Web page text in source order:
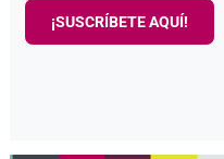
¡SUSCRÍBETE AQUÍ!